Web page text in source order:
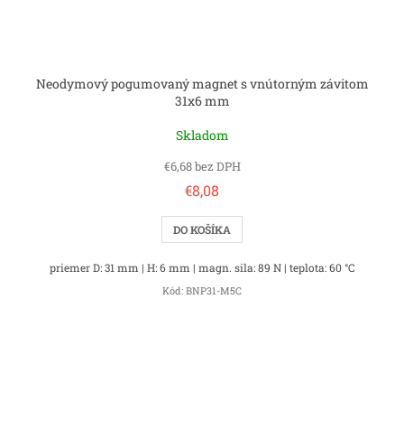
Neodymový pogumovaný magnet s vnútorným závitom
31x6 mm
Skladom
€6,68 bez DPH
€8,08
DO KOŠÍKA
priemer D: 31 mm | H: 6 mm | magn. sila: 89 N | teplota: 60 °C
Kód: BNP31-M5C